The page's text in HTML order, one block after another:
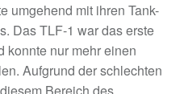
umgehend mit ihren Tank-
Das TLF-1 war das erste
konnte nur mehr einen
Aufgrund der schlechten